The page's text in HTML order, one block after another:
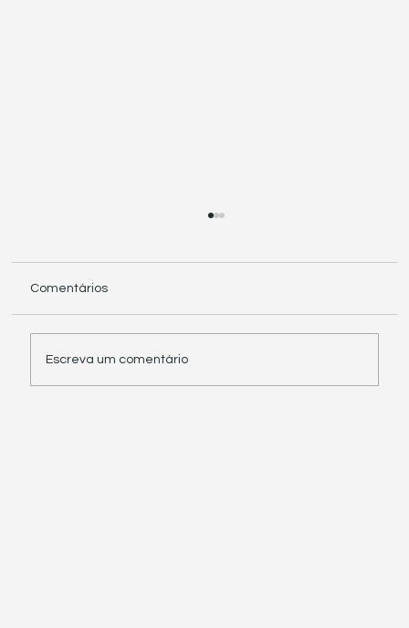
Comentários
Escreva um comentário